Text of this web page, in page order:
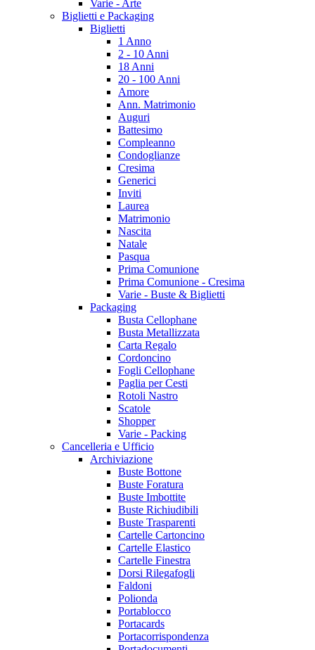
Varie - Arte
Biglietti e Packaging
Biglietti
1 Anno
2 - 10 Anni
18 Anni
20 - 100 Anni
Amore
Ann. Matrimonio
Auguri
Battesimo
Compleanno
Condoglianze
Cresima
Generici
Inviti
Laurea
Matrimonio
Nascita
Natale
Pasqua
Prima Comunione
Prima Comunione - Cresima
Varie - Buste & Biglietti
Packaging
Busta Cellophane
Busta Metallizzata
Carta Regalo
Cordoncino
Fogli Cellophane
Paglia per Cesti
Rotoli Nastro
Scatole
Shopper
Varie - Packing
Cancelleria e Ufficio
Archiviazione
Buste Bottone
Buste Foratura
Buste Imbottite
Buste Richiudibili
Buste Trasparenti
Cartelle Cartoncino
Cartelle Elastico
Cartelle Finestra
Dorsi Rilegafogli
Faldoni
Polionda
Portablocco
Portacards
Portacorrispondenza